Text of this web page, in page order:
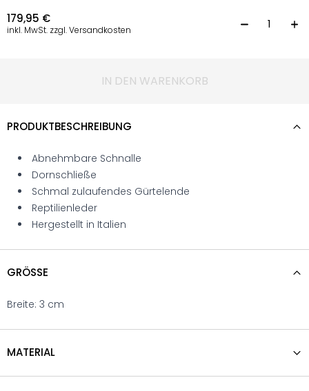
179,95 €
inkl. MwSt. zzgl. Versandkosten
IN DEN WARENKORB
PRODUKTBESCHREIBUNG
Abnehmbare Schnalle
Dornschließe
Schmal zulaufendes Gürtelende
Reptilienleder
Hergestellt in Italien
GRÖSSE
Breite: 3 cm
MATERIAL